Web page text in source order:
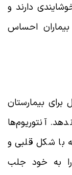
دارند و
بیماران احساس
بیمارستان
آنتوریوم‌ها
با شکل قلبی و
به خود جلب